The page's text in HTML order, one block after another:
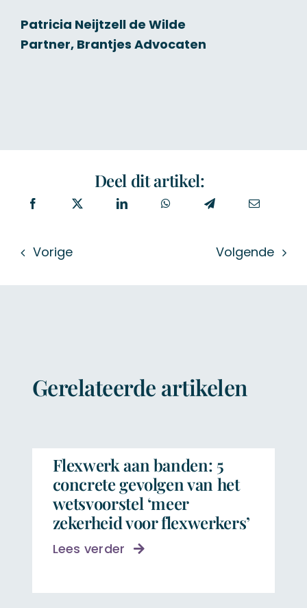
Patricia Neijtzell de Wilde
Partner, Brantjes Advocaten
Deel dit artikel:
Vorige Volgende
Gerelateerde artikelen
Flexwerk aan banden: 5
concrete gevolgen van het
wetsvoorstel ‘meer
zekerheid voor flexwerkers’
Lees verder